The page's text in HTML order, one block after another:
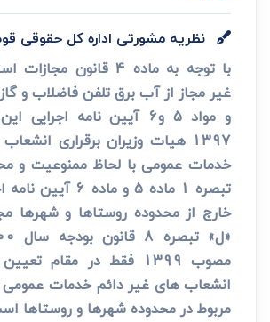
نظریه مشورتی اداره کل حقوقی
با توجه به ماده 4 قانون
و مواد 5 و6 آیین نامه
1397 هیات وزیران برقراری
خدمات عمومی با لحاظ ممنوعیت و
تبصره 1 ماده 5 و
خارج از محدوده روستاها و شهرها
مصوب 1399 فقط در مقام
انشعاب های غیر دائم خدمات عمومی
مربوط در محدوده شهرها و روستاها